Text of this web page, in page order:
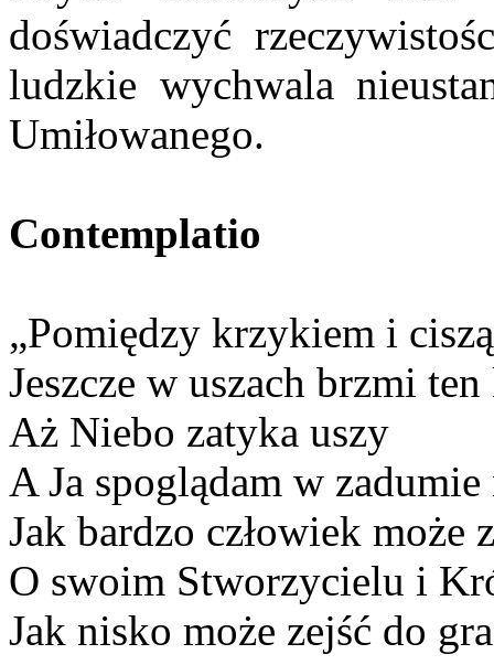
doświadczyć
ludzkie wychwala
Umiłowanego.
Contemplatio
„Pomiędzy krzykiem i
Jeszcze w uszach brzmi
Aż Niebo zatyka uszy
A Ja spoglądam w
Jak bardzo człowiek może
O swoim Stworzycielu i
Jak nisko może zejść do